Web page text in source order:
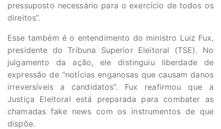
pressuposto necessário para o exercício de todos os
direitos”.
Esse também é o entendimento do ministro Luiz Fux,
presidente do Tribuna Superior Eleitoral (TSE). No
julgamento da ação, ele distinguiu liberdade de
expressão de “notícias enganosas que causam danos
irreversíveis a candidatos”. Fux reafirmou que a
Justiça Eleitoral está preparada para combater as
chamadas fake news com os instrumentos de que
dispõe.